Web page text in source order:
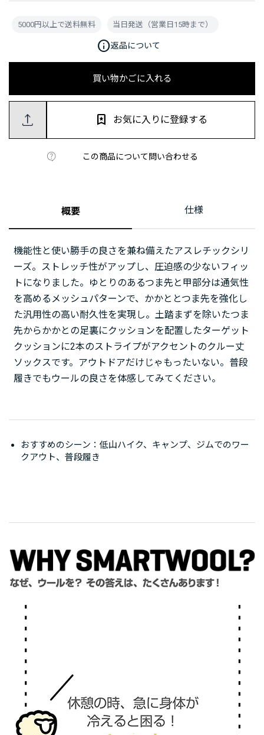
買い物かごに入れる
この商品について問い合わせる
お気に入りに登録する
5000円以上で送料無料 当日発送（営業日15時まで）
info返品について
概要 仕様
機能性と使い勝手の良さを兼ね備えたアスレチックシリ
ーズ。ストレッチ性がアップし、圧迫感の少ないフィッ
トになりました。ゆとりのあるつま先と甲部分は通気性
を高めるメッシュパターンで、かかととつま先を強化し
た汎用性の高い耐久性を実現し。土踏まずを除いたつま
先からかかとの足裏にクッションを配置したターゲット
クッションに2本のストライプがアクセントのクルー丈
ソックスです。アウトドアだけじゃもったいない。普段
履きでもウールの良さを体感してみてください。
おすすめのシーン：低山ハイク、キャンプ、ジムでのワー
クアウト、普段履き